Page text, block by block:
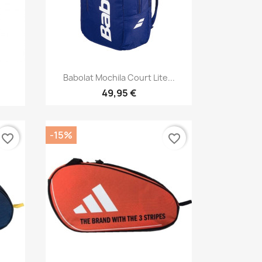
Vista rápida
Babolat Mochila Court Lite...
49,95 €
favorite_border -15% favorite_border